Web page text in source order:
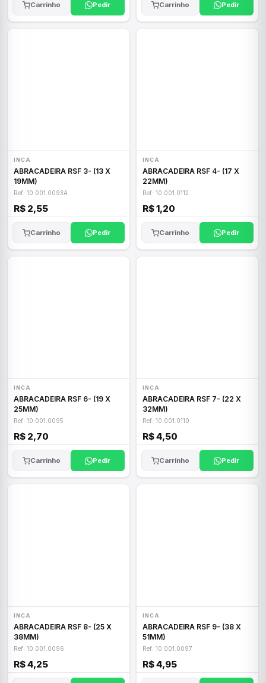
Carrinho Pedir Carrinho Pedir
INCA
ABRACADEIRA RSF 3- (13 X
19MM)
Ref: 10.001.0093A
R$ 2,55
Carrinho Pedir
INCA
ABRACADEIRA RSF 4- (17 X
22MM)
Ref: 10.001.0112
R$ 1,20
Carrinho Pedir
INCA
ABRACADEIRA RSF 6- (19 X
25MM)
Ref: 10.001.0095
R$ 2,70
Carrinho Pedir
INCA
ABRACADEIRA RSF 7- (22 X
32MM)
Ref: 10.001.0110
R$ 4,50
Carrinho Pedir
INCA
ABRACADEIRA RSF 8- (25 X
38MM)
Ref: 10.001.0096
R$ 4,25
INCA
ABRACADEIRA RSF 9- (38 X
51MM)
Ref: 10.001.0097
R$ 4,95